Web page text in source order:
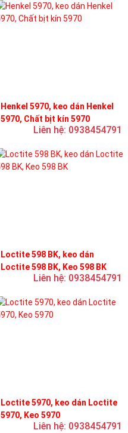
Henkel 5970, keo dán Henkel
5970, Chất bịt kín 5970
Liên hệ: 0938454791
Loctite 598 BK, keo dán
Loctite 598 BK, Keo 598 BK
Liên hệ: 0938454791
Loctite 5970, keo dán Loctite
5970, Keo 5970
Liên hệ: 0938454791